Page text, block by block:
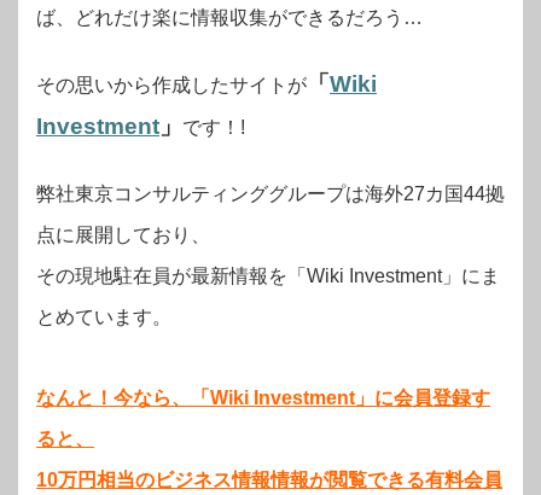
ば、どれだけ楽に情報収集ができるだろう…
その思いから作成したサイトが 「 Wiki
Investment 」 です！!
弊社東京コンサルティンググループは海外27カ国44拠
点に展開しており、
その現地駐在員が最新情報を「Wiki Investment」にま
とめています。
なんと！今なら、「Wiki Investment」に会員登録す
ると、
10万円相当のビジネス情報情報が閲覧できる有料会員